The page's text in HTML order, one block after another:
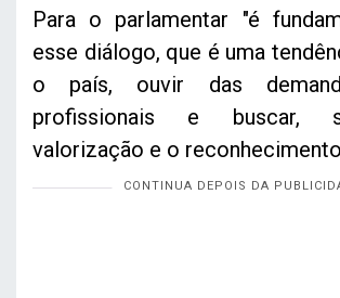
Para o parlamentar "é
esse diálogo, que é uma
o país, ouvir das
profissionais e buscar,
valorização e o